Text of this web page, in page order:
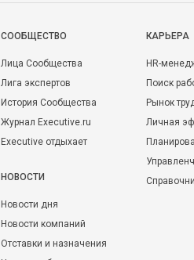
CООБЩЕСТВО
Лица Сообщества
Лига экспертов
История Сообщества
Журнал Executive.ru
Executive отдыхает
НОВОСТИ
Новости дня
Новости компаний
Отставки и назначения
КАРЬЕРА
HR-
Поиск
Рынок
Личная